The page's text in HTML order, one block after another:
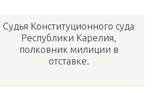
Судья Конституционного суда
Республики Карелия,
полковник милиции в
отставке.